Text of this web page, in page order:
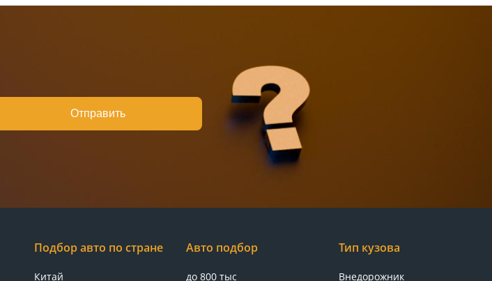
Отправить
Подбор авто по стране
Китай
Авто подбор
до 800 тыс
Тип кузова
Внедорожник